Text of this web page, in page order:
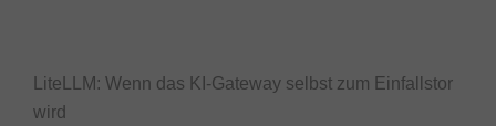
LiteLLM: Wenn das KI-Gateway selbst zum Einfallstor
wird